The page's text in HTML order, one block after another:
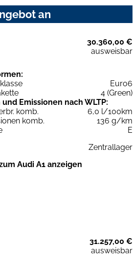
an
30.360,00 €
ausweisbar
Euro6
4 (Green)
Emissionen nach WLTP:
komb.
6,0 l/100km
komb.
136 g/km
E
Zentrallager
Audi A1 anzeigen
31.257,00 €
ausweisbar